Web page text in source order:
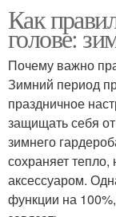
Как
голове:
Почему важно
Зимний период
праздничное
защищать себя
зимнего
сохраняет
аксессуаром.
функции на